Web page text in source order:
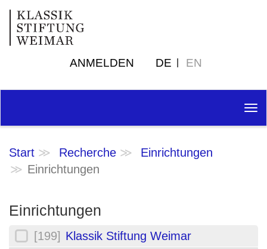
ANMELDEN DE EN
Start Recherche
Einrichtungen
Einrichtungen
Einrichtungen
[199] Klassik Stiftung Weimar